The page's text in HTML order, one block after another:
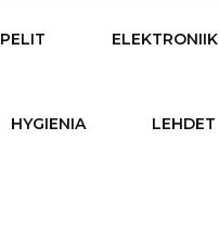
PELIT
HYGIENIA LEHDET